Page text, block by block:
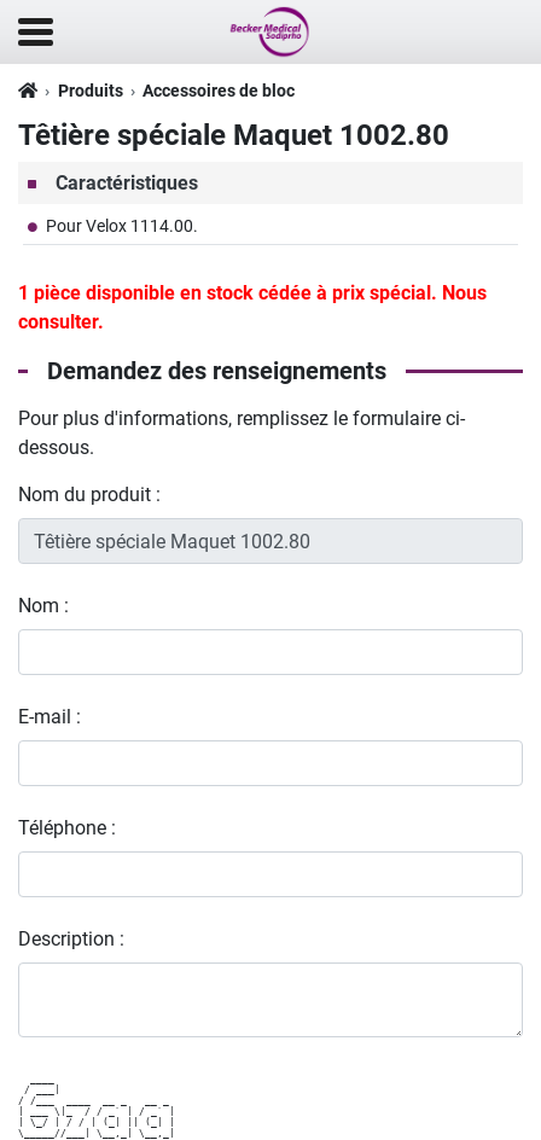
Produits Accessoires de bloc
Têtière spéciale Maquet 1002.80
Caractéristiques
Pour Velox 1114.00.
1 pièce disponible en stock cédée à prix spécial. Nous
consulter.
Demandez des renseignements
Pour plus d'informations, remplissez le formulaire ci-
dessous.
Nom du produit :
Nom :
E-mail :
Téléphone :
Description :
/ ___|
/ /___  ____  __ _   __ _
| ___ \|_  / / _` | / _` |
| \_/ | / / | (_| || (_| |
\_____//___| \__,_| \__,_|